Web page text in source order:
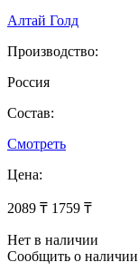
Алтай Голд
Производство:
Россия
Состав:
Смотреть
Цена:
2089 ₸ 1759 ₸
Нет в наличии
Сообщить о наличии